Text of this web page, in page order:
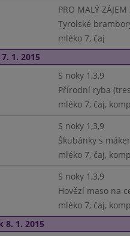
PRO MALÝ
Tyrolské
mléko 7, čaj
1. 2015
S noky 1,3,9
Přírodní ryba
mléko 7, čaj,
S noky 1,3,9
Škubánky s
mléko 7, čaj,
S noky 1,3,9
Hovězí maso na
mléko 7, čaj,
8. 1. 2015